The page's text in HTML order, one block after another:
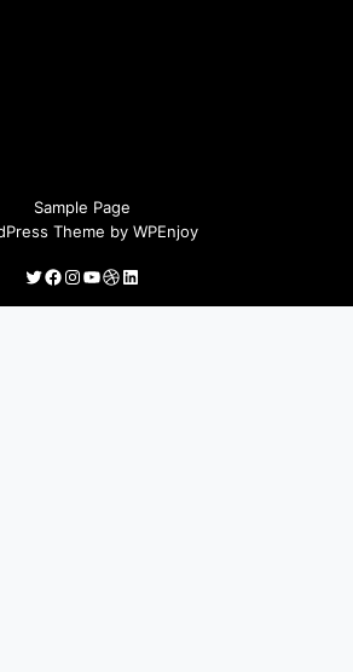
Sample Page
Theme by WPEnjoy
Twitter
Facebook
Instagram
YouTube
Dribbble
LinkedIn